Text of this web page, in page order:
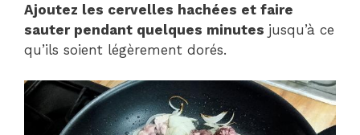
Ajoutez les cervelles hachées et faire
sauter pendant quelques minutes jusqu’à ce
qu’ils soient légèrement dorés.